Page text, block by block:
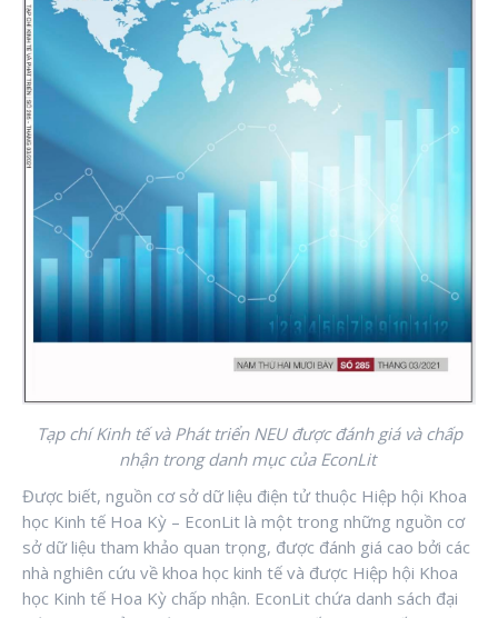
Tạp chí Kinh tế và Phát triển NEU được đánh giá và chấp
nhận trong danh mục của EconLit
Được biết, nguồn cơ sở dữ liệu điện tử thuộc Hiệp hội Khoa
học Kinh tế Hoa Kỳ – EconLit là một trong những nguồn cơ
sở dữ liệu tham khảo quan trọng, được đánh giá cao bởi các
nhà nghiên cứu về khoa học kinh tế và được Hiệp hội Khoa
học Kinh tế Hoa Kỳ chấp nhận. EconLit chứa danh sách đại